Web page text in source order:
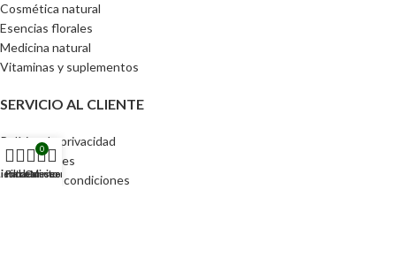
Cosmética natural
Esencias florales
Medicina natural
Vitaminas y suplementos
SERVICIO AL CLIENTE
Política de privacidad
Devoluciones
Términos y condiciones
Filtros
de deseos
0
Carrito
Mi cuenta